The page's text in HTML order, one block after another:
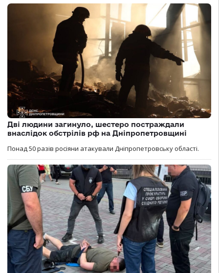
Дві людини загинуло, шестеро постраждали
внаслідок обстрілів рф на Дніпропетровщині
Понад 50 разів росіяни атакували Дніпропетровську області.